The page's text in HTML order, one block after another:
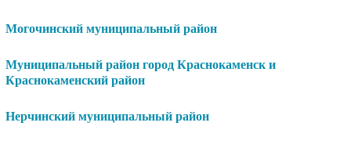
Могочинский муниципальный район
Муниципальный район город Краснокаменск и
Краснокаменский район
Нерчинский муниципальный район